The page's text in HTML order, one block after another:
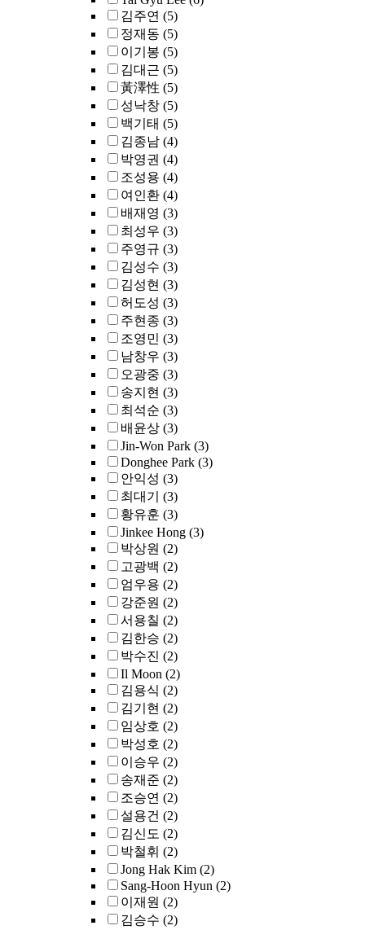
김주연 (5)
정재동 (5)
이기봉 (5)
김대근 (5)
黃澤性 (5)
성낙창 (5)
백기태 (5)
김종남 (4)
박영권 (4)
조성용 (4)
여인환 (4)
배재영 (3)
최성우 (3)
주영규 (3)
김성수 (3)
김성현 (3)
허도성 (3)
주현종 (3)
조영민 (3)
남창우 (3)
오광중 (3)
송지현 (3)
최석순 (3)
배윤상 (3)
Jin-Won Park (3)
Donghee Park (3)
안익성 (3)
최대기
(3)
황유훈 (3)
Jinkee Hong (3)
박상원 (2)
고광백 (2)
엄우용 (2)
강준원 (2)
서용칠 (2)
김한승 (2)
박수진 (2)
Il Moon (2)
김용식 (2)
김기현 (2)
임상호 (2)
박성호 (2)
이승우 (2)
송재준 (2)
조승연 (2)
설용건 (2)
김신도 (2)
박철휘 (2)
Jong Hak Kim (2)
Sang-Hoon Hyun (2)
이재원 (2)
김승수 (2)